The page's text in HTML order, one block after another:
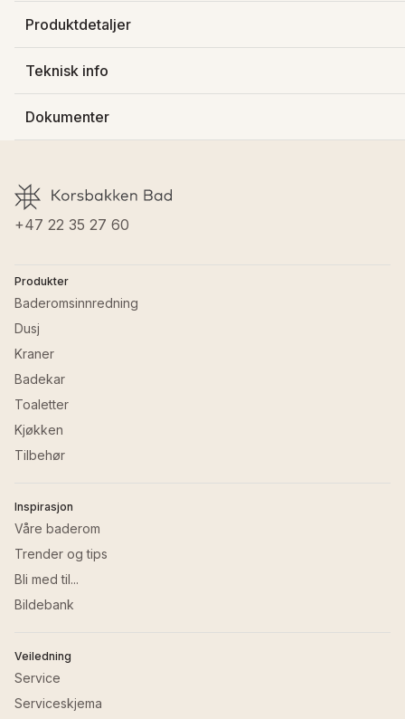
Produktdetaljer
Varenummer:
Lagerstatus:På lager
GTIN :8435120461370
Teknisk info
Bredde:40 cm
Materiale servanter:Porselen
Dokumenter
+47 22 35 27 60
Produkter
Baderomsinnredning
Dusj
Kraner
Badekar
Toaletter
Kjøkken
Tilbehør
Inspirasjon
Våre baderom
Trender og tips
Bli med til...
Bildebank
Veiledning
Service
Serviceskjema